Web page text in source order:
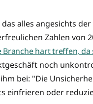
alles angesichts
Zahlen von
Branche hart treffen,
noch
bei: "Die
einfrieren oder